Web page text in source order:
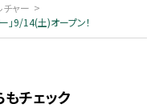
チャー
」9/14(土)オープン！
チェック